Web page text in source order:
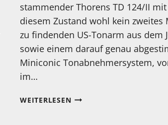
stammender Thorens TD 124/II
diesem Zustand wohl kein zweites
zu findenden US-Tonarm aus dem
sowie einem darauf genau
Miniconic Tonabnehmersystem,
im…
WEITERLESENTHORENS